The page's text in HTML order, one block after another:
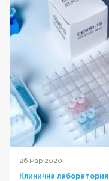
26 мар 2020
Клинична лаборатория